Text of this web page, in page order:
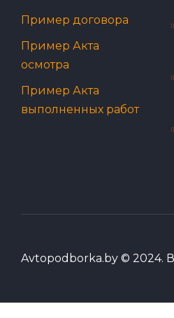
Пример договора
Пример Акта
осмотра
Пример Акта
выполненных работ
Avtopodborka.by © 2024.